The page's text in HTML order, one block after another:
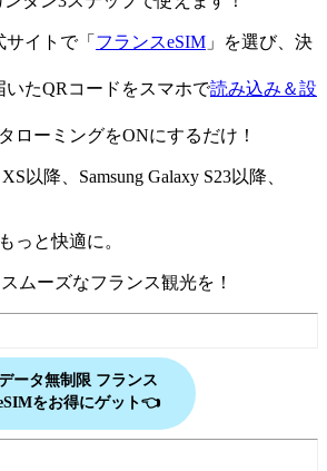
イトで「 フランスeSIM 」を選び、決
たQRコードをスマホで読み込み＆設
ローミングをONにするだけ！
XS以降、Samsung Galaxy S23以降、
っと快適に。
ムーズなフランス観光を！
ータ無制限 フランス
をお得にゲット👈